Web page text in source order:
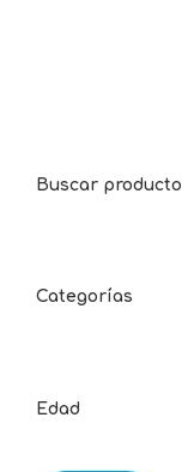
Buscar producto
Categorías
Edad